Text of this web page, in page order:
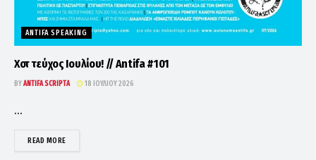
ANTIFA SPEAKING
Χοτ τεύχος Ιουλίου! // Antifa #101
BYANTIFA SCRIPTA 18 ΙΟΥΛΊΟΥ 2026
...
READ MOREDETAILS